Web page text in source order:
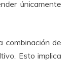
únicamente
combinación de
Esto implica